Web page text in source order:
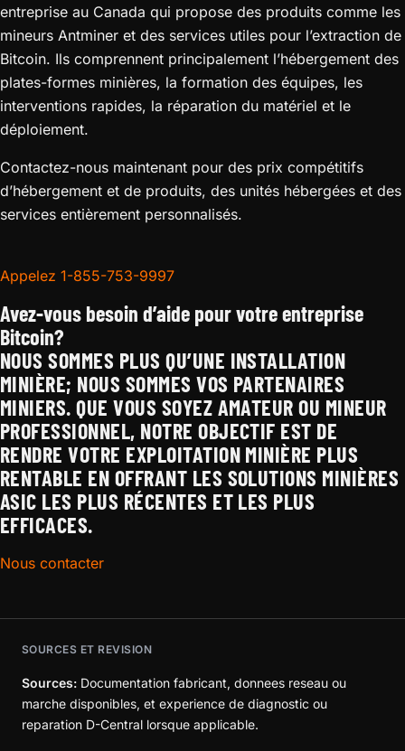
entreprise au Canada qui propose des produits comme les
mineurs Antminer et des services utiles pour l’extraction de
Bitcoin. Ils comprennent principalement l’hébergement des
plates-formes minières, la formation des équipes, les
interventions rapides, la réparation du matériel et le
déploiement.
Contactez-nous maintenant pour des prix compétitifs
d’hébergement et de produits, des unités hébergées et des
services entièrement personnalisés.
Appelez 1-855-753-9997
Avez-vous besoin d’aide pour votre entreprise
Bitcoin?
NOUS SOMMES PLUS QU’UNE INSTALLATION
MINIÈRE; NOUS SOMMES VOS PARTENAIRES
MINIERS. QUE VOUS SOYEZ AMATEUR OU MINEUR
PROFESSIONNEL, NOTRE OBJECTIF EST DE
RENDRE VOTRE EXPLOITATION MINIÈRE PLUS
RENTABLE EN OFFRANT LES SOLUTIONS MINIÈRES
ASIC LES PLUS RÉCENTES ET LES PLUS
EFFICACES.
Nous contacter
SOURCES ET REVISION
Sources: Documentation fabricant, donnees reseau ou
marche disponibles, et experience de diagnostic ou
reparation D-Central lorsque applicable.